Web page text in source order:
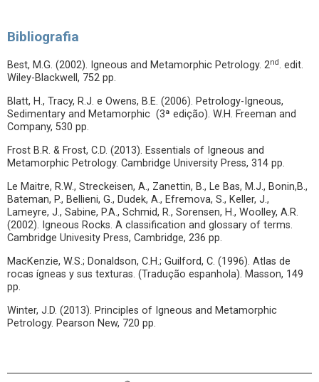
Bibliografia
Best, M.G. (2002). Igneous and Metamorphic Petrology. 2nd. edit.
Wiley-Blackwell, 752 pp.
Blatt, H., Tracy, R.J. e Owens, B.E. (2006). Petrology-Igneous,
Sedimentary and Metamorphic (3ª edição). W.H. Freeman and
Company, 530 pp.
Frost B.R. & Frost, C.D. (2013). Essentials of Igneous and
Metamorphic Petrology. Cambridge University Press, 314 pp.
Le Maitre, R.W., Streckeisen, A., Zanettin, B., Le Bas, M.J., Bonin,B.,
Bateman, P., Bellieni, G., Dudek, A., Efremova, S., Keller, J.,
Lameyre, J., Sabine, P.A., Schmid, R., Sorensen, H., Woolley, A.R.
(2002). Igneous Rocks. A classification and glossary of terms.
Cambridge Univesity Press, Cambridge, 236 pp.
MacKenzie, W.S.; Donaldson, C.H.; Guilford, C. (1996). Atlas de
rocas ígneas y sus texturas. (Tradução espanhola). Masson, 149
pp.
Winter, J.D. (2013). Principles of Igneous and Metamorphic
Petrology. Pearson New, 720 pp.